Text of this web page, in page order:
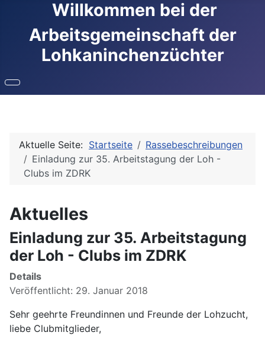
Willkommen bei der
Arbeitsgemeinschaft der
Lohkaninchenzüchter
Aktuelle Seite: Startseite
Rassebeschreibungen
Einladung zur 35. Arbeitstagung der Loh -
Clubs im ZDRK
Aktuelles
Einladung zur 35. Arbeitstagung
der Loh - Clubs im ZDRK
Details
Veröffentlicht: 29. Januar 2018
Sehr geehrte Freundinnen und Freunde der Lohzucht,
liebe Clubmitglieder,